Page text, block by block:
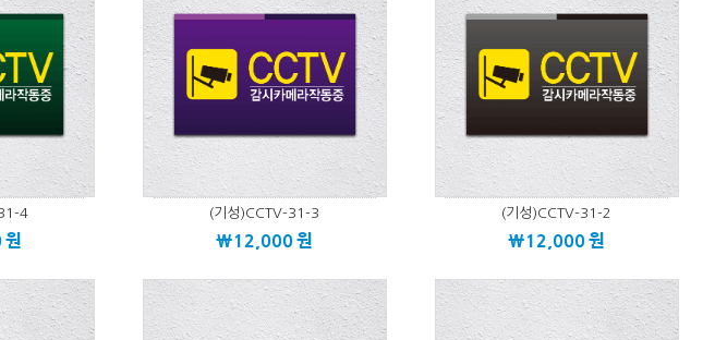
4
원
(기성)CCTV-31-3
\12,000원
(기성)CCTV-31-2
\12,000원